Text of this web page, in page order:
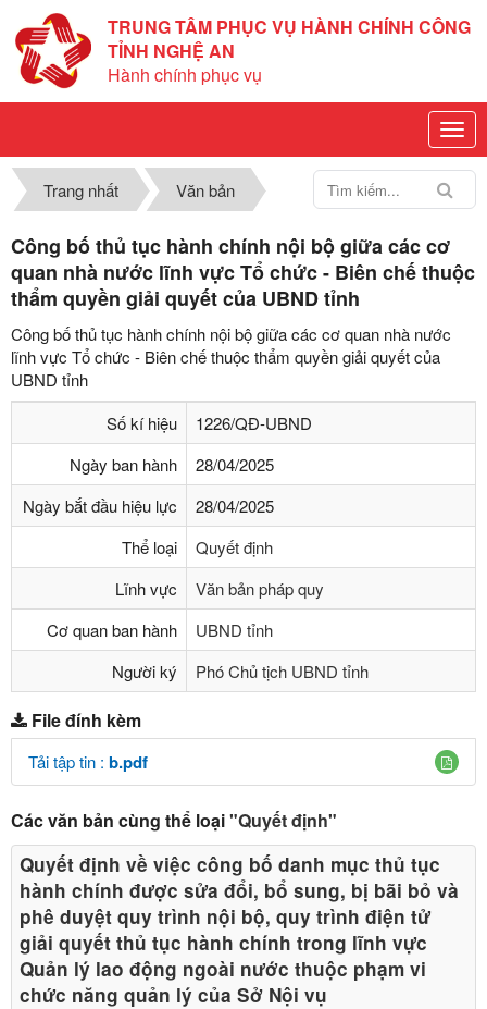
TRUNG TÂM PHỤC VỤ HÀNH CHÍNH CÔNG
TỈNH NGHỆ AN
Hành chính phục vụ
Trang nhất Văn bản
Công bố thủ tục hành chính nội bộ giữa các cơ
quan nhà nước lĩnh vực Tổ chức - Biên chế thuộc
thẩm quyền giải quyết của UBND tỉnh
Công bố thủ tục hành chính nội bộ giữa các cơ quan nhà nước
lĩnh vực Tổ chức - Biên chế thuộc thẩm quyền giải quyết của
UBND tỉnh
Số kí hiệu
1226/QĐ-UBND
Ngày ban hành
28/04/2025
Ngày bắt đầu hiệu lực
28/04/2025
Thể loại
Quyết định
Lĩnh vực
Văn bản pháp quy
Cơ quan ban hành
UBND tỉnh
Người ký
Phó Chủ tịch UBND tỉnh
File đính kèm
Tải tập tin : b.pdf
Các văn bản cùng thể loại"Quyết định"
Quyết định về việc công bố danh mục thủ tục
hành chính được sửa đổi, bổ sung, bị bãi bỏ và
phê duyệt quy trình nội bộ, quy trình điện tử
giải quyết thủ tục hành chính trong lĩnh vực
Quản lý lao động ngoài nước thuộc phạm vi
chức năng quản lý của Sở Nội vụ